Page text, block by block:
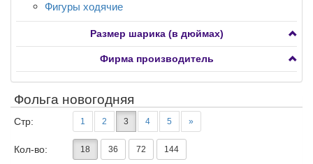
Транспорт
Растения
Сердца, круги, звезды с рисунком 7-15"
Транспорт
Фигуры ходячие
Размер шарика (в дюймах)
Фирма производитель
Фольга новогодняя
Стр: 1 2 3 4 5 »
Кол-во: 18 36 72 144